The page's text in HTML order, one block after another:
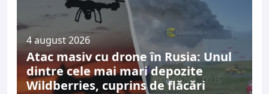
4 august 2026
Atac masiv cu drone în Rusia: Unul
dintre cele mai mari depozite
Wildberries, cuprins de flăcări